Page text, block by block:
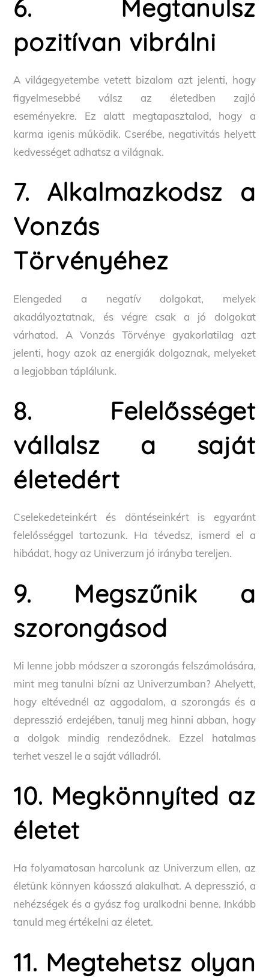
6. Megtanulsz
pozitívan vibrálni
A világegyetembe vetett bizalom azt jelenti, hogy
figyelmesebbé válsz az életedben zajló
eseményekre. Ez alatt megtapasztalod, hogy a
karma igenis működik. Cserébe, negativitás helyett
kedvességet adhatsz a világnak.
7. Alkalmazkodsz a
Vonzás
Törvényéhez
Elengeded a negatív dolgokat, melyek
akadályoztatnak, és végre csak a jó dolgokat
várhatod. A Vonzás Törvénye gyakorlatilag azt
jelenti, hogy azok az energiák dolgoznak, melyeket
a legjobban táplálunk.
8. Felelősséget
vállalsz a saját
életedért
Cselekedeteinkért és döntéseinkért is egyaránt
felelősséggel tartozunk. Ha tévedsz, ismerd el a
hibádat, hogy az Univerzum jó irányba tereljen.
9. Megszűnik a
szorongásod
Mi lenne jobb módszer a szorongás felszámolására,
mint meg tanulni bízni az Univerzumban? Ahelyett,
hogy eltévednél az aggodalom, a szorongás és a
depresszió erdejében, tanulj meg hinni abban, hogy
a dolgok mindig rendeződnek. Ezzel hatalmas
terhet veszel le a saját válladról.
10. Megkönnyíted az
életet
Ha folyamatosan harcolunk az Univerzum ellen, az
életünk könnyen káosszá alakulhat. A depresszió, a
nehézségek és a gyász fog uralkodni benne. Inkább
tanuld meg értékelni az életet.
11. Megtehetsz olyan